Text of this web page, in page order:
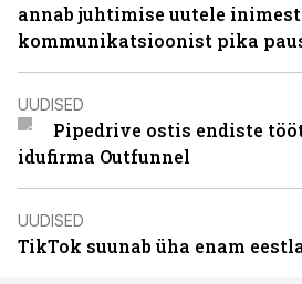
annab juhtimise uutele
kommunikatsioonist pika
UUDISED
Pipedrive ostis endiste
idufirma Outfunnel
UUDISED
TikTok suunab üha enam